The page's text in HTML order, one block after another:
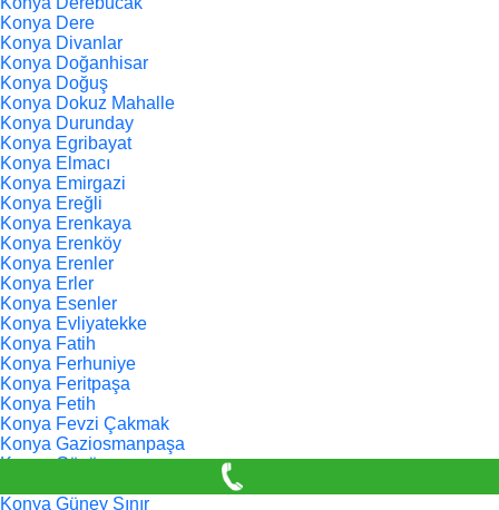
Konya Dere
Konya Divanlar
Konya Doğanhisar
Konya Doğuş
Konya Dokuz Mahalle
Konya Durunday
Konya Egribayat
Konya Elmacı
Konya Emirgazi
Konya Ereğli
Konya Erenkaya
Konya Erenköy
Konya Erenler
Konya Erler
Konya Esenler
Konya Evliyatekke
Konya Fatih
Konya Ferhuniye
Konya Feritpaşa
Konya Fetih
Konya Fevzi Çakmak
Konya Gaziosmanpaşa
Konya Göçü
Konya Güney Sınır